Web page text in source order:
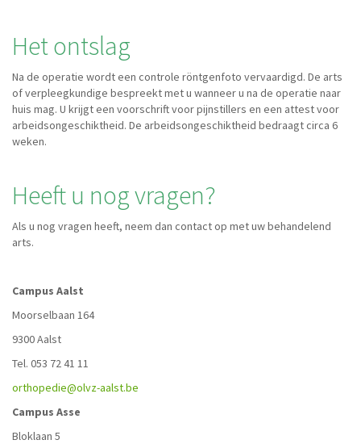
Het ontslag
Na de operatie wordt een controle röntgenfoto vervaardigd. De arts
of verpleegkundige bespreekt met u wanneer u na de operatie naar
huis mag. U krijgt een voorschrift voor pijnstillers en een attest voor
arbeidsongeschiktheid. De arbeidsongeschiktheid bedraagt circa 6
weken.
Heeft u nog vragen?
Als u nog vragen heeft, neem dan contact op met uw behandelend
arts.
Campus Aalst
Moorselbaan 164
9300 Aalst
Tel. 053 72 41 11
orthopedie@olvz-aalst.be
Campus Asse
Bloklaan 5